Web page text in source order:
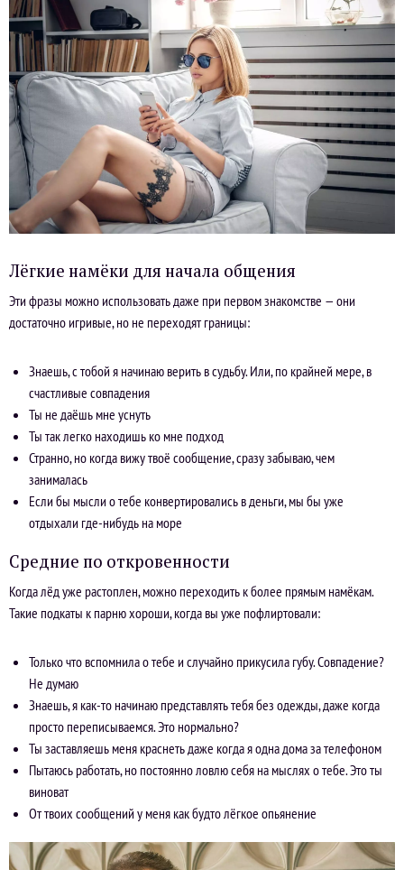
Лёгкие намёки для начала общения
Эти фразы можно использовать даже при первом знакомстве — они
достаточно игривые, но не переходят границы:
Знаешь, с тобой я начинаю верить в судьбу. Или, по крайней мере, в
счастливые совпадения
Ты не даёшь мне уснуть
Ты так легко находишь ко мне подход
Странно, но когда вижу твоё сообщение, сразу забываю, чем
занималась
Если бы мысли о тебе конвертировались в деньги, мы бы уже
отдыхали где-нибудь на море
Средние по откровенности
Когда лёд уже растоплен, можно переходить к более прямым намёкам.
Такие подкаты к парню хороши, когда вы уже пофлиртовали:
Только что вспомнила о тебе и случайно прикусила губу. Совпадение?
Не думаю
Знаешь, я как-то начинаю представлять тебя без одежды, даже когда
просто переписываемся. Это нормально?
Ты заставляешь меня краснеть даже когда я одна дома за телефоном
Пытаюсь работать, но постоянно ловлю себя на мыслях о тебе. Это ты
виноват
От твоих сообщений у меня как будто лёгкое опьянение